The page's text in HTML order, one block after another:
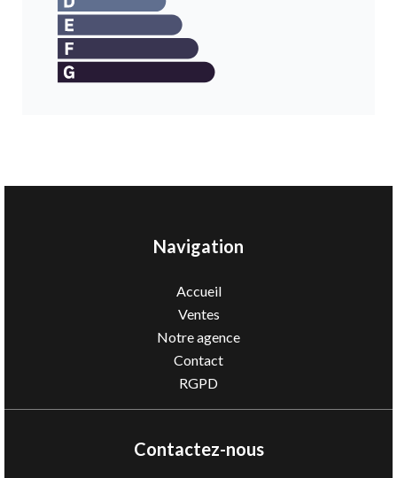
Navigation
Accueil
Ventes
Notre agence
Contact
RGPD
Contactez-nous